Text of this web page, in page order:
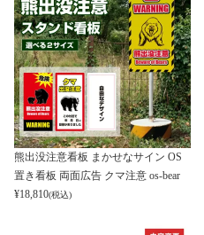
熊出没注意看板 まかせなサイン OS
置き看板 両面広告 クマ注意 os-bear
¥18,810(税込)